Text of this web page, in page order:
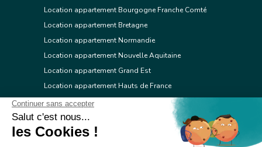
Location appartement Bourgogne Franche Comté
Location appartement Bretagne
Location appartement Normandie
Location appartement Nouvelle Aquitaine
Location appartement Grand Est
Location appartement Hauts de France
Location appartement Ile de France
Location appartement Centre Val de Loire
Location appartement Occitanie